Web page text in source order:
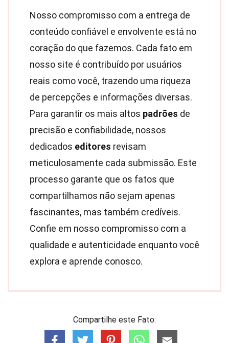
Nosso compromisso com a entrega de
conteúdo confiável e envolvente está no
coração do que fazemos. Cada fato em
nosso site é contribuído por usuários
reais como você, trazendo uma riqueza
de percepções e informações diversas.
Para garantir os mais altos padrões de
precisão e confiabilidade, nossos
dedicados editores revisam
meticulosamente cada submissão. Este
processo garante que os fatos que
compartilhamos não sejam apenas
fascinantes, mas também credíveis.
Confie em nosso compromisso com a
qualidade e autenticidade enquanto você
explora e aprende conosco.
Compartilhe este Fato: